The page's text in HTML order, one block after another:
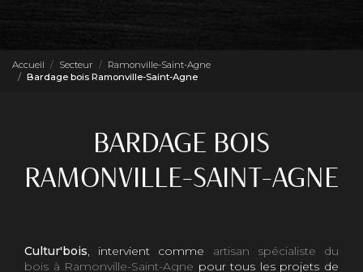
Accueil Secteur
Ramonville-Saint-Agne
Bardage bois Ramonville-Saint-Agne
BARDAGE BOIS
RAMONVILLE-SAINT-AGNE
Cultur'bois, intervient comme artisan spécialiste du
bois à Ramonville-Saint-Agne pour tous les projets de